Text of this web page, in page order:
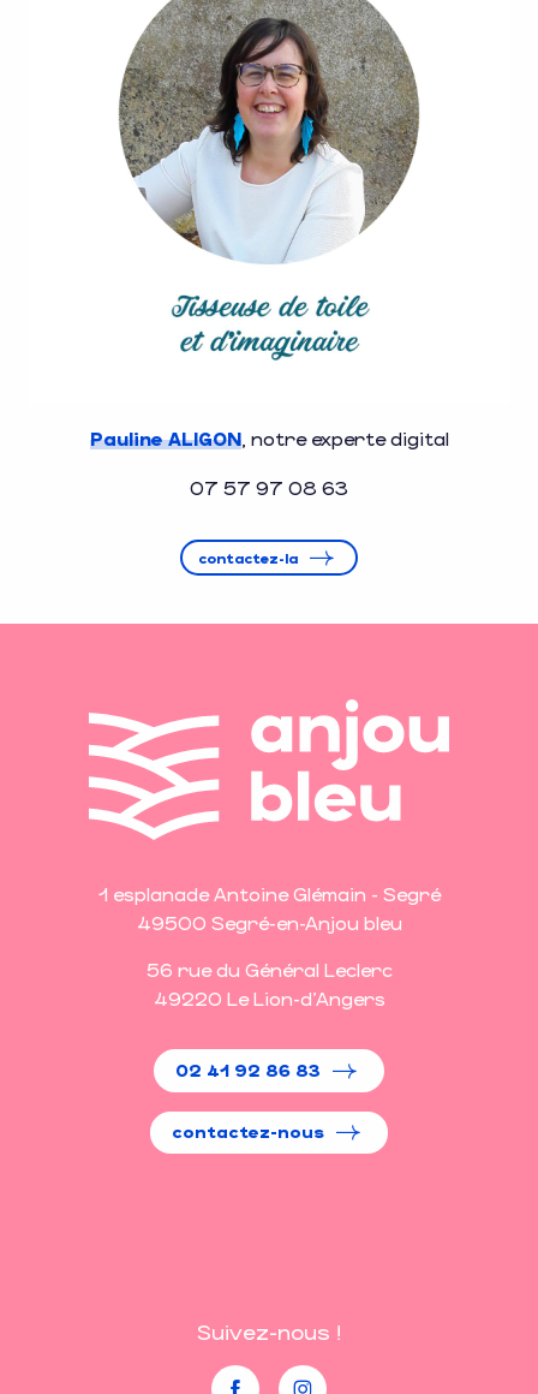
Pauline ALIGON, notre experte digital
07 57 97 08 63
contactez-la
1 esplanade Antoine Glémain - Segré
49500 Segré-en-Anjou bleu
56 rue du Général Leclerc
49220 Le Lion-d'Angers
02 41 92 86 83
contactez-nous
Suivez-nous !